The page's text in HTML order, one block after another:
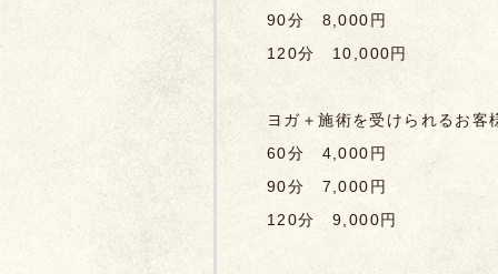
90分 8,000円
120分 10,000円
ヨガ＋施術を受けられるお客
60分 4,000円
90分 7,000円
120分 9,000円